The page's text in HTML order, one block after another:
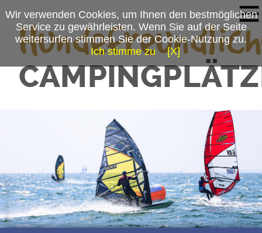
Wir verwenden Cookies, um Ihnen den bestmöglichen
Service zu gewährleisten. Wenn Sie auf der Seite
weitersurfen stimmen Sie der Cookie-Nutzung zu.
Ich stimme zu
[X]